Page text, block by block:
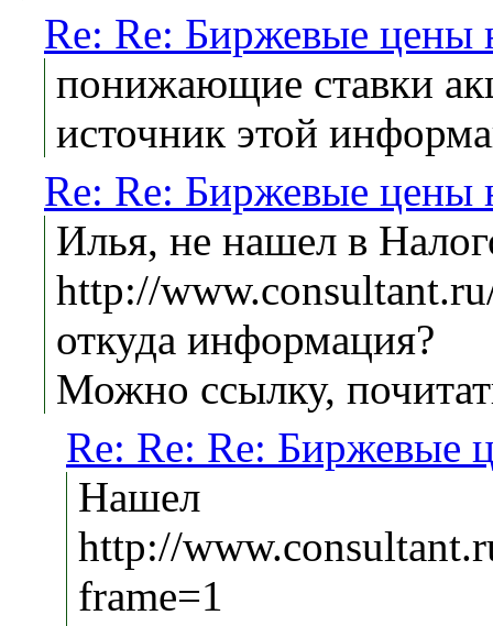
Re: Re: Биржевые цены
понижающие ставки
источник этой
Re: Re: Биржевые цены
Илья, не нашел в
http://
откуда информация?
Можно ссылку,
Re: Re: Re: Биржевые
Нашел
http://
frame=1